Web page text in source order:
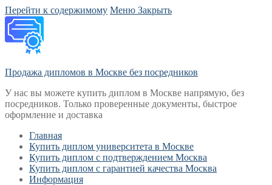
Перейти к содержимому Меню Закрыть
Продажа дипломов в Москве без посредников
У нас вы можете купить диплом в Москве напрямую, без
посредников. Только проверенные документы, быстрое
оформление и доставка
Главная
Купить диплом университета в Москве
Купить диплом с подтверждением Москва
Купить диплом с гарантией качества Москва
Информация